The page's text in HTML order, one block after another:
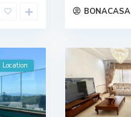
BONACASA
Location